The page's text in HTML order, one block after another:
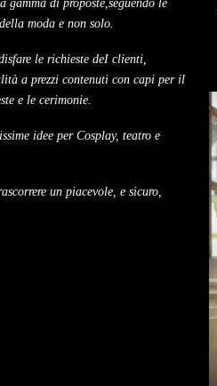
gamma di proposte,seguendo le
moda e non solo.
le richieste deI clienti,
a prezzi contenuti con capi per il
e le cerimonie.
idee per Cosplay, teatro e
un piacevole, e sicuro,